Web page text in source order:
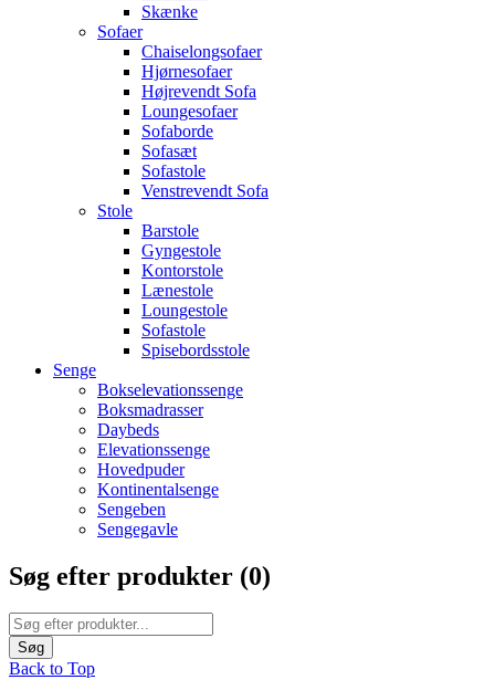
Skænke
Sofaer
Chaiselongsofaer
Hjørnesofaer
Højrevendt Sofa
Loungesofaer
Sofaborde
Sofasæt
Sofastole
Venstrevendt Sofa
Stole
Barstole
Gyngestole
Kontorstole
Lænestole
Loungestole
Sofastole
Spisebordsstole
Senge
Bokselevationssenge
Boksmadrasser
Daybeds
Elevationssenge
Hovedpuder
Kontinentalsenge
Sengeben
Sengegavle
Søg efter produkter (0)
Back to Top